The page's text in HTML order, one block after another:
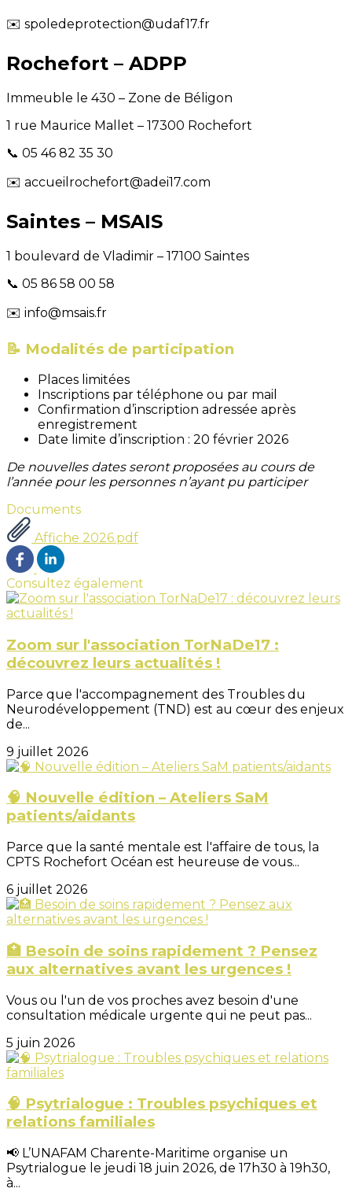
✉️ spoledeprotection@udaf17.fr
Rochefort – ADPP
Immeuble le 430 – Zone de Béligon
1 rue Maurice Mallet – 17300 Rochefort
📞 05 46 82 35 30
✉️ accueilrochefort@adei17.com
Saintes – MSAIS
1 boulevard de Vladimir – 17100 Saintes
📞 05 86 58 00 58
✉️ info@msais.fr
📝 Modalités de participation
Places limitées
Inscriptions par téléphone ou par mail
Confirmation d’inscription adressée après
enregistrement
Date limite d’inscription : 20 février 2026
De nouvelles dates seront proposées au cours de
l’année pour les personnes n’ayant pu participer
Documents
Affiche 2026.pdf
Consultez également
Zoom sur l'association TorNaDe17 :
découvrez leurs actualités !
Parce que l'accompagnement des Troubles du
Neurodéveloppement (TND) est au cœur des enjeux
de...
9 juillet 2026
🧠 Nouvelle édition – Ateliers SaM
patients/aidants
Parce que la santé mentale est l'affaire de tous, la
CPTS Rochefort Océan est heureuse de vous...
6 juillet 2026
🏥 Besoin de soins rapidement ? Pensez
aux alternatives avant les urgences !
Vous ou l'un de vos proches avez besoin d'une
consultation médicale urgente qui ne peut pas...
5 juin 2026
🧠 Psytrialogue : Troubles psychiques et
relations familiales
📢 L’UNAFAM Charente-Maritime organise un
Psytrialogue le jeudi 18 juin 2026, de 17h30 à 19h30,
à...